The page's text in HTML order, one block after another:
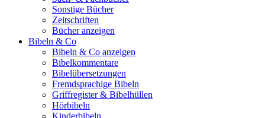
Sonstige Bücher
Zeitschriften
Bücher anzeigen
Bibeln & Co
Bibeln & Co anzeigen
Bibelkommentare
Bibelübersetzungen
Fremdsprachige Bibeln
Griffregister & Bibelhüllen
Hörbibeln
Kinderbibeln